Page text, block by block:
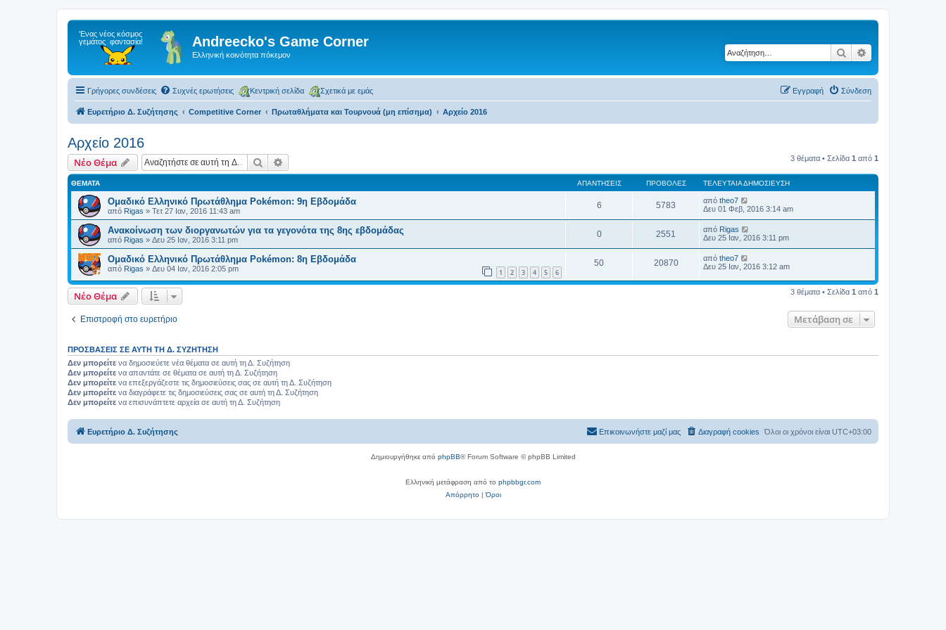
Andreecko's Game Corner
Ελληνική κοινότητα πόκεμον Αναζήτηση
Γρήγορες συνδέσεις Συχνές ερωτήσεις Κεντρική σελίδα Σχετικά με εμάς Σύνδεση
Εγγραφή
Ευρετήριο Δ. Συζήτησης Competitive Corner Πρωταθλήματα και Τουρνουά (μη επίσημα) Αρχείο 2016
Αρχείο 2016
Νέο Θέμα Αναζήτηση 3 θέματα • Σελίδα 1 από 1
ΘΈΜΑΤΑ ΑΠΑΝΤΉΣΕΙΣ ΠΡΟΒΟΛΈΣ ΤΕΛΕΥΤΑΊΑ ΔΗΜΟΣΊΕΥΣΗ
Ομαδικό Ελληνικό Πρωτάθλημα Pokémon: 9η Εβδομάδα
από Rigas » Τετ 27 Ιαν, 2016 11:43 am
6 5783 από theo7
Δευ 01 Φεβ, 2016 3:14 am
Ανακοίνωση των διοργανωτών για τα γεγονότα της 8ης εβδομάδας
από Rigas » Δευ 25 Ιαν, 2016 3:11 pm
0 2551 από Rigas
Δευ 25 Ιαν, 2016 3:11 pm
Ομαδικό Ελληνικό Πρωτάθλημα Pokémon: 8η Εβδομάδα
από Rigas » Δευ 04 Ιαν, 2016 2:05 pm 1 2 3 4 5 6
50 20870 από theo7
Δευ 25 Ιαν, 2016 3:12 am
Νέο Θέμα 3 θέματα • Σελίδα 1 από 1
Επιστροφή στο ευρετήριο Μετάβαση σε
ΠΡΟΣΒΆΣΕΙΣ ΣΕ ΑΥΤΉ ΤΗ Δ. ΣΥΖΉΤΗΣΗ
Δεν μπορείτε να δημοσιεύετε νέα θέματα σε αυτή τη Δ. Συζήτηση
Δεν μπορείτε να απαντάτε σε θέματα σε αυτή τη Δ. Συζήτηση
Δεν μπορείτε να επεξεργάζεστε τις δημοσιεύσεις σας σε αυτή τη Δ. Συζήτηση
Δεν μπορείτε να διαγράφετε τις δημοσιεύσεις σας σε αυτή τη Δ. Συζήτηση
Δεν μπορείτε να επισυνάπτετε αρχεία σε αυτή τη Δ. Συζήτηση
Ευρετήριο Δ. Συζήτησης Όλοι οι χρόνοι είναι UTC+03:00
Διαγραφή cookies
Επικοινωνήστε μαζί μας
Δημιουργήθηκε από phpBB® Forum Software © phpBB Limited
Ελληνική μετάφραση από το phpbbgr.com
Απόρρητο|Όροι